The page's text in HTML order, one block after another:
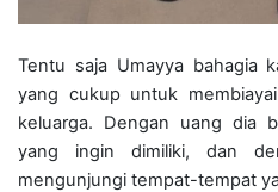
Tentu saja Umayya bahagia
yang cukup untuk
keluarga. Dengan uang dia
yang ingin dimiliki, dan
mengunjungi tempat-tempat